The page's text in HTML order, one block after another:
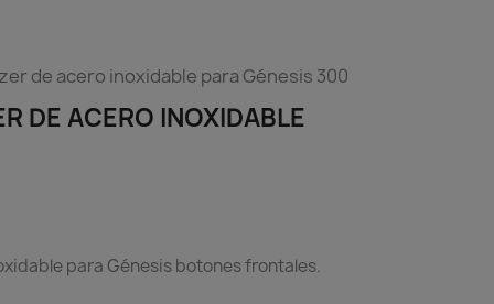
de acero inoxidable para Génesis 300
DE ACERO INOXIDABLE
para Génesis botones frontales.